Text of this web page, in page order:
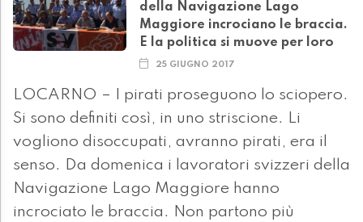
della Navigazione Lago
Maggiore incrociano le braccia.
E la politica si muove per loro
25 GIUGNO 2017
LOCARNO – I pirati proseguono lo sciopero.
Si sono definiti così, in uno striscione. Li
vogliono disoccupati, avranno pirati, era il
senso. Da domenica i lavoratori svizzeri della
Navigazione Lago Maggiore hanno
incrociato le braccia. Non partono più